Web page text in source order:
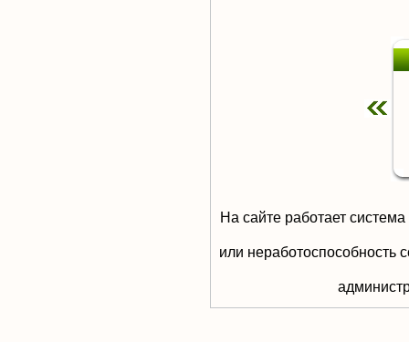
На сайте работает
или неработоспособность